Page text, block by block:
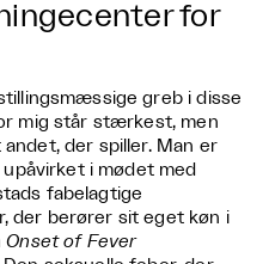
for
greb i disse
mig står stærkest, men
der spiller. Man er
i mødet med
fabelagtige
der berører sit eget køn i
Onset of Fever